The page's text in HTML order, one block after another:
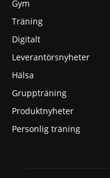
Gym
Träning
Digitalt
Leverantörsnyheter
Hälsa
Gruppträning
Produktnyheter
Personlig träning